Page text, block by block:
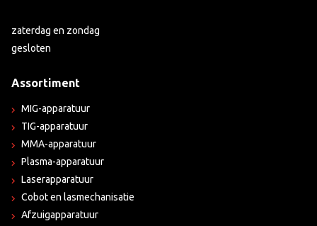
zaterdag en zondag
gesloten
Assortiment
MIG-apparatuur
TIG-apparatuur
MMA-apparatuur
Plasma-apparatuur
Laserapparatuur
Cobot en lasmechanisatie
Afzuigapparatuur